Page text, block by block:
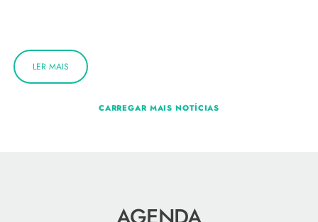
LER MAIS
CARREGAR MAIS NOTÍCIAS